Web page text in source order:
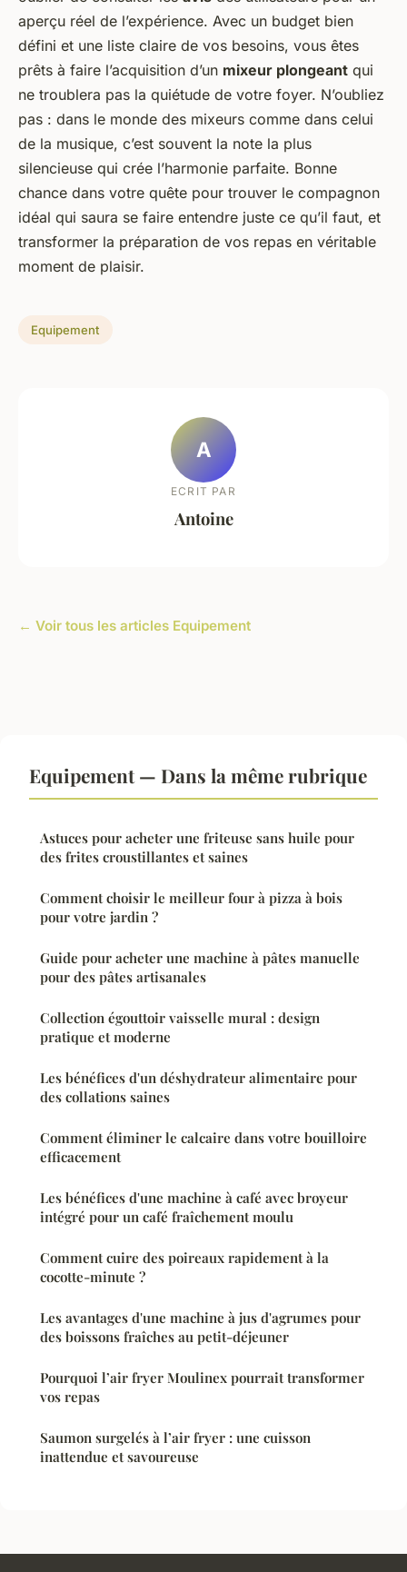
aperçu réel de l’expérience. Avec un budget bien
défini et une liste claire de vos besoins, vous êtes
prêts à faire l’acquisition d’un mixeur plongeant qui
ne troublera pas la quiétude de votre foyer. N’oubliez
pas : dans le monde des mixeurs comme dans celui
de la musique, c’est souvent la note la plus
silencieuse qui crée l’harmonie parfaite. Bonne
chance dans votre quête pour trouver le compagnon
idéal qui saura se faire entendre juste ce qu’il faut, et
transformer la préparation de vos repas en véritable
moment de plaisir.
Equipement
A
ECRIT PAR
Antoine
← Voir tous les articles Equipement
Equipement — Dans la même rubrique
Astuces pour acheter une friteuse sans huile pour
des frites croustillantes et saines
Comment choisir le meilleur four à pizza à bois
pour votre jardin ?
Guide pour acheter une machine à pâtes manuelle
pour des pâtes artisanales
Collection égouttoir vaisselle mural : design
pratique et moderne
Les bénéfices d'un déshydrateur alimentaire pour
des collations saines
Comment éliminer le calcaire dans votre bouilloire
efficacement
Les bénéfices d'une machine à café avec broyeur
intégré pour un café fraîchement moulu
Comment cuire des poireaux rapidement à la
cocotte-minute ?
Les avantages d'une machine à jus d'agrumes pour
des boissons fraîches au petit-déjeuner
Pourquoi l’air fryer Moulinex pourrait transformer
vos repas
Saumon surgelés à l’air fryer : une cuisson
inattendue et savoureuse